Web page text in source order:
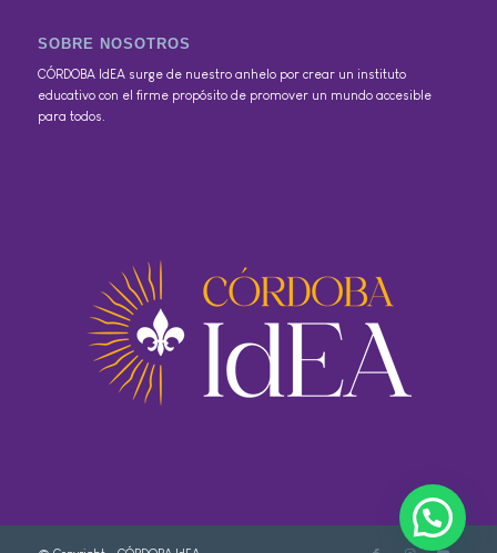
SOBRE NOSOTROS
CÓRDOBA IdEA surge de nuestro anhelo por crear un instituto
educativo con el firme propósito de promover un mundo accesible
para todos.